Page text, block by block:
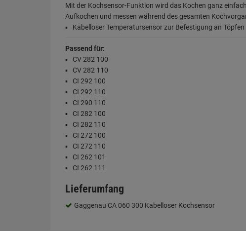
Mit der Kochsensor-Funktion wird das Kochen ganz
Aufkochen und messen während des gesamten
Kabelloser Temperatursensor zur Befestigung an Töpfen
Passend für:
CV 282 100
CV 282 110
CI 292 100
CI 292 110
CI 290 110
CI 282 100
CI 282 110
CI 272 100
CI 272 110
CI 262 101
CI 262 111
Lieferumfang
Gaggenau CA 060 300 Kabelloser Kochsensor